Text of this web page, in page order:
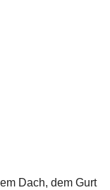
Dach, dem Gurt